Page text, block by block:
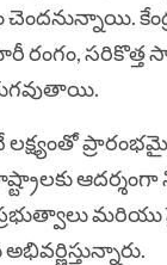
రంగం,
లక్ష్యంతో
ఆదర్శంగా
ప్రభుత్వాలు